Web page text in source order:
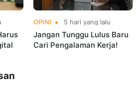
OPINI 5 hari yang lalu
Jangan Tunggu Lulus Baru
Cari Pengalaman Kerja!